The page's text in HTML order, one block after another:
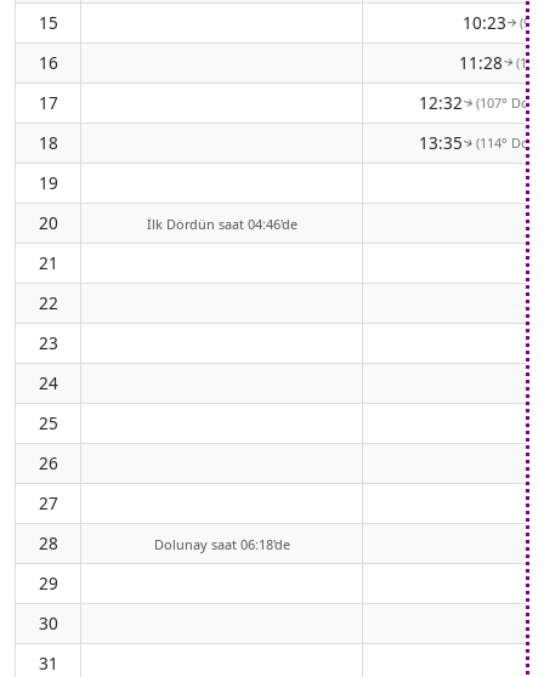
15 10:23↑
16 11:28↑
17 12:32↑(107°
18 13:35↑(114°
19
20
İlk Dördün saat 04:46'de
21
22
23
24
25
26
27
28
Dolunay saat 06:18'de
29
30
31